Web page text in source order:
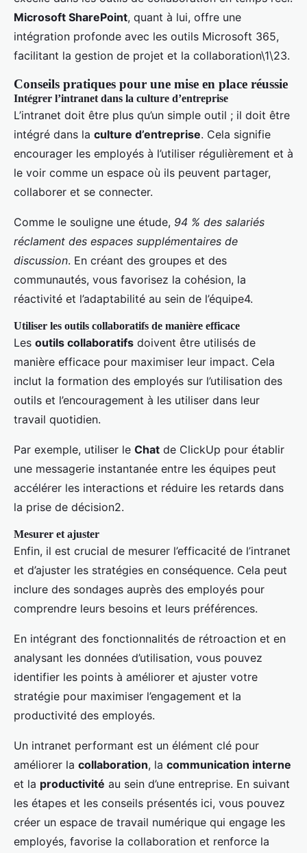
Microsoft SharePoint, quant à lui, offre une
intégration profonde avec les outils Microsoft 365,
facilitant la gestion de projet et la collaboration\1\23.
Conseils pratiques pour une mise en place réussie
Intégrer l’intranet dans la culture d’entreprise
L’intranet doit être plus qu’un simple outil ; il doit être
intégré dans la culture d’entreprise. Cela signifie
encourager les employés à l’utiliser régulièrement et à
le voir comme un espace où ils peuvent partager,
collaborer et se connecter.
Comme le souligne une étude, 94 % des salariés
réclament des espaces supplémentaires de
discussion. En créant des groupes et des
communautés, vous favorisez la cohésion, la
réactivité et l’adaptabilité au sein de l’équipe4.
Utiliser les outils collaboratifs de manière efficace
Les outils collaboratifs doivent être utilisés de
manière efficace pour maximiser leur impact. Cela
inclut la formation des employés sur l’utilisation des
outils et l’encouragement à les utiliser dans leur
travail quotidien.
Par exemple, utiliser le Chat de ClickUp pour établir
une messagerie instantanée entre les équipes peut
accélérer les interactions et réduire les retards dans
la prise de décision2.
Mesurer et ajuster
Enfin, il est crucial de mesurer l’efficacité de l’intranet
et d’ajuster les stratégies en conséquence. Cela peut
inclure des sondages auprès des employés pour
comprendre leurs besoins et leurs préférences.
En intégrant des fonctionnalités de rétroaction et en
analysant les données d’utilisation, vous pouvez
identifier les points à améliorer et ajuster votre
stratégie pour maximiser l’engagement et la
productivité des employés.
Un intranet performant est un élément clé pour
améliorer la collaboration, la communication interne
et la productivité au sein d’une entreprise. En suivant
les étapes et les conseils présentés ici, vous pouvez
créer un espace de travail numérique qui engage les
employés, favorise la collaboration et renforce la